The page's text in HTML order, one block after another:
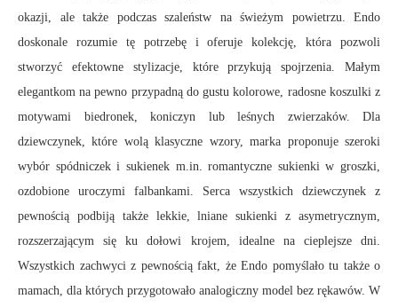
okazji, ale także podczas szaleństw na świeżym powietrzu. Endo
doskonale rozumie tę potrzebę i oferuje kolekcję, która pozwoli
stworzyć efektowne stylizacje, które przykują spojrzenia. Małym
elegantkom na pewno przypadną do gustu kolorowe, radosne koszulki z
motywami biedronek, koniczyn lub leśnych zwierzaków. Dla
dziewczynek, które wolą klasyczne wzory, marka proponuje szeroki
wybór spódniczek i sukienek m.in. romantyczne sukienki w groszki,
ozdobione uroczymi falbankami. Serca wszystkich dziewczynek z
pewnością podbiją także lekkie, lniane sukienki z asymetrycznym,
rozszerzającym się ku dołowi krojem, idealne na cieplejsze dni.
Wszystkich zachwyci z pewnością fakt, że Endo pomyślało tu także o
mamach, dla których przygotowało analogiczny model bez rękawów. W